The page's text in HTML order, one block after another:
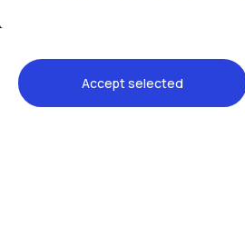
Sedi
Accept selected